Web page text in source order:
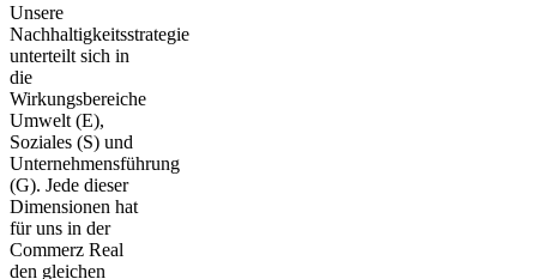
Unsere
Nachhaltigkeitsstrategie
unterteilt sich in
die
Wirkungsbereiche
Umwelt (E),
Soziales (S) und
Unternehmensführung
(G). Jede dieser
Dimensionen hat
für uns in der
Commerz Real
den gleichen